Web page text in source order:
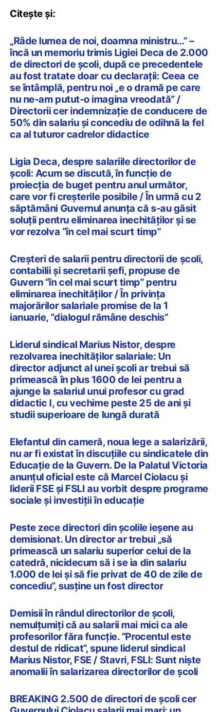
Citește și:
„Râde lumea de noi, doamna ministru…” –
încă un memoriu trimis Ligiei Deca de 2.000
de directori de școli, după ce precedentele
au fost tratate doar cu declarații: Ceea ce
se întâmplă, pentru noi „e o dramă pe care
nu ne-am putut-o imagina vreodată” /
Directorii cer indemnizație de conducere de
50% din salariu și concediu de odihnă la fel
ca al tuturor cadrelor didactice
Ligia Deca, despre salariile directorilor de
școli: Acum se discută, în funcție de
proiecția de buget pentru anul următor,
care vor fi creșterile posibile / În urmă cu 2
săptămâni Guvernul anunța că s-au găsit
soluții pentru eliminarea inechităților și se
vor rezolva “în cel mai scurt timp”
Creșteri de salarii pentru directorii de școli,
contabilii și secretarii șefi, propuse de
Guvern “în cel mai scurt timp” pentru
eliminarea inechităților / În privința
majorărilor salariale promise de la 1
ianuarie, “dialogul rămâne deschis”
Liderul sindical Marius Nistor, despre
rezolvarea inechităților salariale: Un
director adjunct al unei școli ar trebui să
primească în plus 1600 de lei pentru a
ajunge la salariul unui profesor cu grad
didactic I, cu vechime peste 25 de ani și
studii superioare de lungă durată
Elefantul din cameră, noua lege a salarizării,
nu ar fi existat în discuțiile cu sindicatele din
Educație de la Guvern. De la Palatul Victoria
anunțul oficial este că Marcel Ciolacu și
liderii FSE și FSLI au vorbit despre programe
sociale și investiții în educație
Peste zece directori din şcolile ieşene au
demisionat. Un director ar trebui „să
primească un salariu superior celui de la
catedră, nicidecum să i se ia din salariu
1.000 de lei şi să fie privat de 40 de zile de
concediu”, susţine un fost director
Demisii în rândul directorilor de școli,
nemulțumiți că au salarii mai mici ca ale
profesorilor făra funcție. “Procentul este
destul de ridicat”, spune liderul sindical
Marius Nistor, FSE / Stavri, FSLI: Sunt niște
anomalii în salarizarea directorilor de școli
BREAKING 2.500 de directori de școli cer